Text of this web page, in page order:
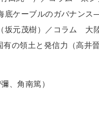
ケーブルのガバナン
坂元茂樹）／コラム 大
の領土と発信力（高井晉
、角南篤）